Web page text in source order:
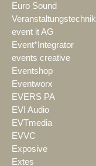
Euro Sound
Veranstaltungstechnik
event it AG
Event*Integrator
events creative
Eventshop
Eventworx
EVERS PA
EVI Audio
EVTmedia
EVVC
Exposive
Extes